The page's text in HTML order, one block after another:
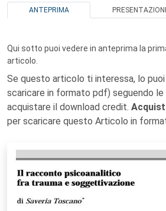
ANTEPRIMA
Qui sotto puoi vedere in anteprima la
articolo.
Se questo articolo ti interessa, lo
scaricare in formato pdf) seguendo
acquistare il download credit.
per scaricare questo Articolo in